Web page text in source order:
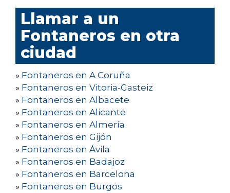
Llamar a un
Fontaneros en otra
ciudad
» Fontaneros en A Coruña
» Fontaneros en Vitoria-Gasteiz
» Fontaneros en Albacete
» Fontaneros en Alicante
» Fontaneros en Almería
» Fontaneros en Gijón
» Fontaneros en Ávila
» Fontaneros en Badajoz
» Fontaneros en Barcelona
» Fontaneros en Burgos